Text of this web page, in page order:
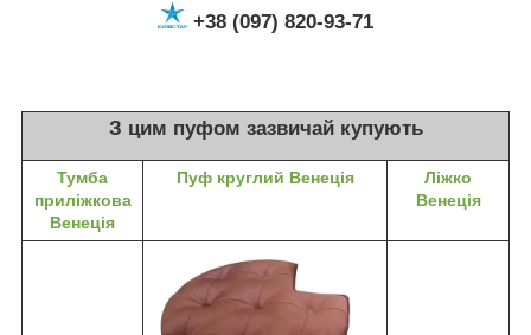
+38 (097) 820-93-71
З цим пуфом зазвичай купують
Тумба
приліжкова
Венеція
Пуф круглий Венеція
Ліжко
Венеція